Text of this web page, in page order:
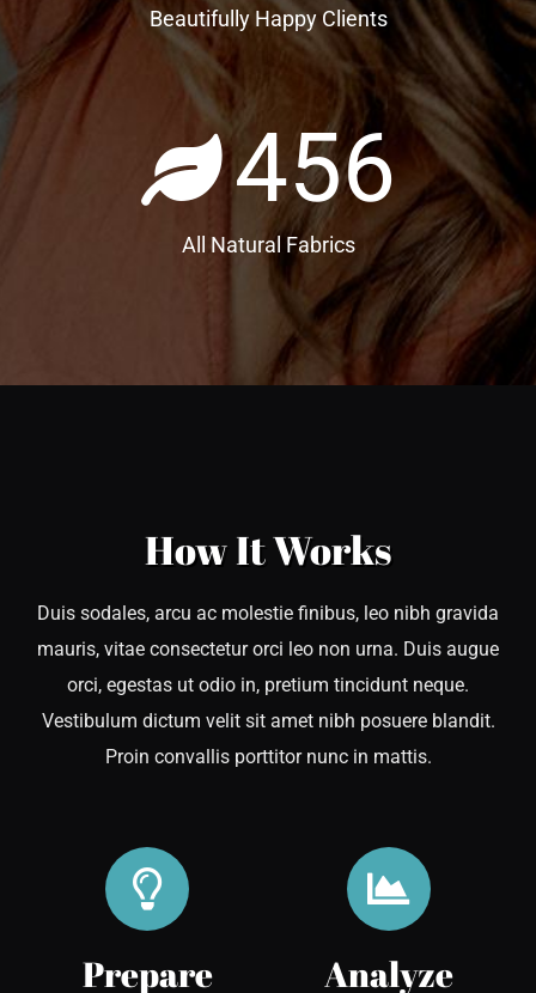
Beautifully Happy Clients
456
All Natural Fabrics
How It Works
Duis sodales, arcu ac molestie finibus, leo nibh gravida
mauris, vitae consectetur orci leo non urna. Duis augue
orci, egestas ut odio in, pretium tincidunt neque.
Vestibulum dictum velit sit amet nibh posuere blandit.
Proin convallis porttitor nunc in mattis.
Prepare Analyze